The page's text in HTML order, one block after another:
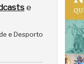
e
e Desporto